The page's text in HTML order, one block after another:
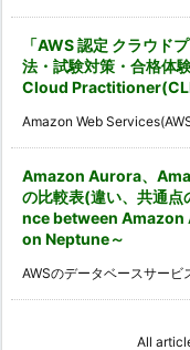
「AWS 認定 クラウド
法・試験対策・合格体
Cloud
Amazon Web
Amazon Aurora、
の比較表(違い、共通
nce between Amazon
on Neptune～
AWSのデータベースサー
All